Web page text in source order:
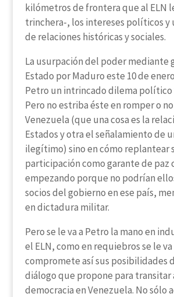
kilómetros de frontera que al ELN
trinchera-, los intereses políticos y
de relaciones históricas y sociales.
La usurpación del poder mediante
Estado por Maduro este 10 de
Petro un intrincado dilema
Pero no estriba éste en romper o
Venezuela (que una cosa es la
Estados y otra el señalamiento de
ilegítimo) sino en cómo replantear
participación como garante de paz
empezando porque no podrían
socios del gobierno en ese país,
en dictadura militar.
Pero se le va a Petro la mano en
el ELN, como en requiebros se le
compromete así sus posibilidades
diálogo que propone para transitar
democracia en Venezuela. No sólo